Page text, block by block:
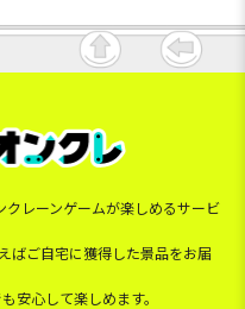
レーンゲームが楽しめるサービ
ばご自宅に獲得した景品をお届
安心して楽しめます。